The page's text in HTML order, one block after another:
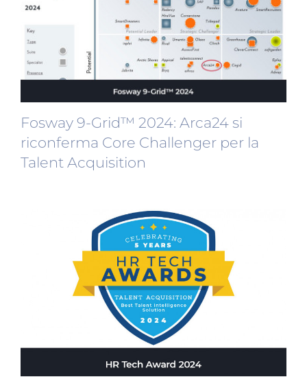
Fosway 9-Grid™ 2024: Arca24 si
riconferma Core Challenger per la
Talent Acquisition